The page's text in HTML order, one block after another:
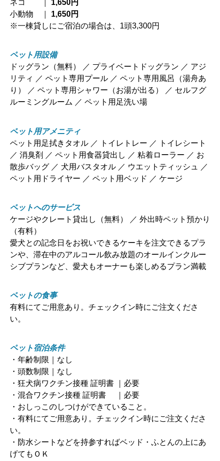
ネコ ｜ 1,650円
小動物 ｜ 1,650円
※一棟貸しにご宿泊の場合は、1頭3,300円
ペット用設備
ドッグラン（無料） ／ プライベートドッグラン ／ アジ
リティ ／ ペット専用プール ／ ペット専用風呂（湯舟あ
り） ／ ペット専用シャワー（お湯が出る） ／ セルフグ
ルーミングルーム ／ ペット用足洗い場
ペット用アメニティ
ペット用足拭きタオル ／ トイレトレー ／ トイレシート
／ 消臭剤 ／ ペット用食器貸出し ／ 粘着ローラー ／ お
散歩バッグ ／ 犬用バスタオル ／ ウエットティッシュ ／
ペット用ドライヤー ／ ペット用ベッド ／ ケージ
ペットへのサービス
ケージやクレート貸出し（無料） ／ 外出時ペット預かり
（有料）
愛犬との記念日をお祝いできるケーキを注文できるプラ
ンや、滞在中のアルコール飲み放題のオールインクルー
シブプランなど、愛犬もオーナーも楽しめるプラン満載
ペットの食事
有料にてご用意あり。チェックイン時にご注文くださ
い。
ペット宿泊条件
・年齢制限｜なし
・頭数制限｜なし
・狂犬病ワクチン接種 証明書 ｜必要
・混合ワクチン接種 証明書 ｜必要
・おしっこのしつけができていること。
・有料にてご用意あり。チェックイン時にご注文くださ
い。
・防水シートなどを持参すればベッド・ふとんの上にあ
げてもＯＫ